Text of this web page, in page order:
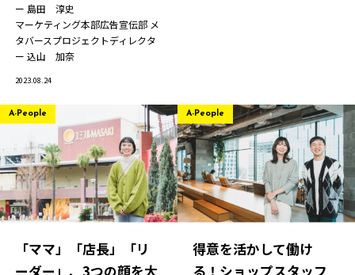
ー 島田 淳史
マーケティング本部広告宣伝部 メ
タバースプロジェクトディレクタ
ー 込山 加奈
2023.08.24
「ママ」「店長」「リ
ーダー」、3つの顔を大
A-People
得意を活かして働け
る！ショップスタッフ
A-People